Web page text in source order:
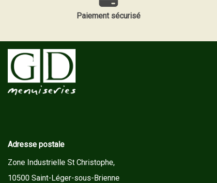
Paiement sécurisé
Adresse postale
Zone Industrielle St Christophe,
10500 Saint-Léger-sous-Brienne